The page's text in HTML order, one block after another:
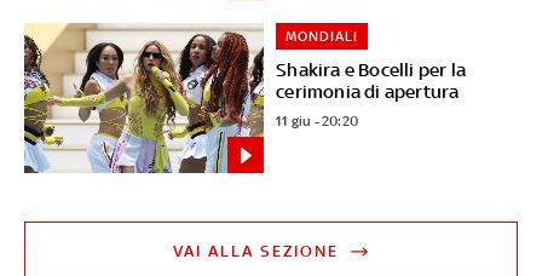
Shakira e Bocelli per la
cerimonia di apertura
MONDIALI
11 giu - 20:20
VAI ALLA SEZIONE